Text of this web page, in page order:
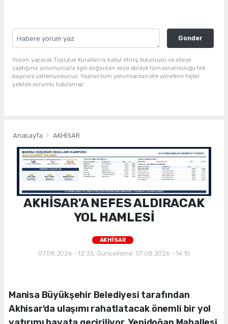
Gonder
Yorum yazarak Topluluk Kuralları’nı kabul etmiş bulunuyor ve siteye
yaptığınız yorumunuzla ilgili doğrudan veya dolaylı tüm sorumluluğu tek
başınıza üstleniyorsunuz. Yazılan tüm yorumlardan site yönetimi hiçbir
şekilde sorumlu tutulamaz.
Anasayfa AKHİSAR
AKHİSAR'A NEFES ALDIRACAK
YOL HAMLESİ
AKHİSAR
07.08.2026 - 12:35, Güncelleme: 07.08.2026 - 14:10
Manisa Büyükşehir Belediyesi tarafından
Akhisar'da ulaşımı rahatlatacak önemli bir yol